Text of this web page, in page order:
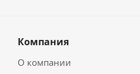
Компания
О компании